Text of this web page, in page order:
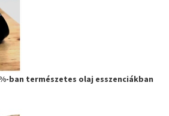
ban természetes olaj esszenciákban